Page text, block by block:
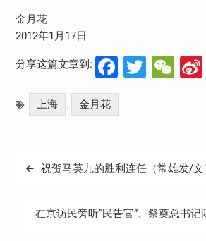
金月花
2012年1月17日
分享这篇文章到:
上海 , 金月花
文
祝贺马英九的胜利连任（常雄发/文
在京访民旁听“民告官”、祭奠总书记